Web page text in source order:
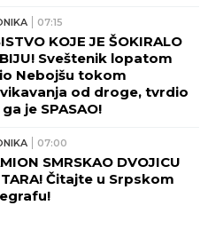
07:15
KOJE JE ŠOKIRALO
Sveštenik lopatom
Nebojšu tokom
od droge, tvrdio
je SPASAO!
07:00
SMRSKAO DVOJICU
Čitajte u Srpskom